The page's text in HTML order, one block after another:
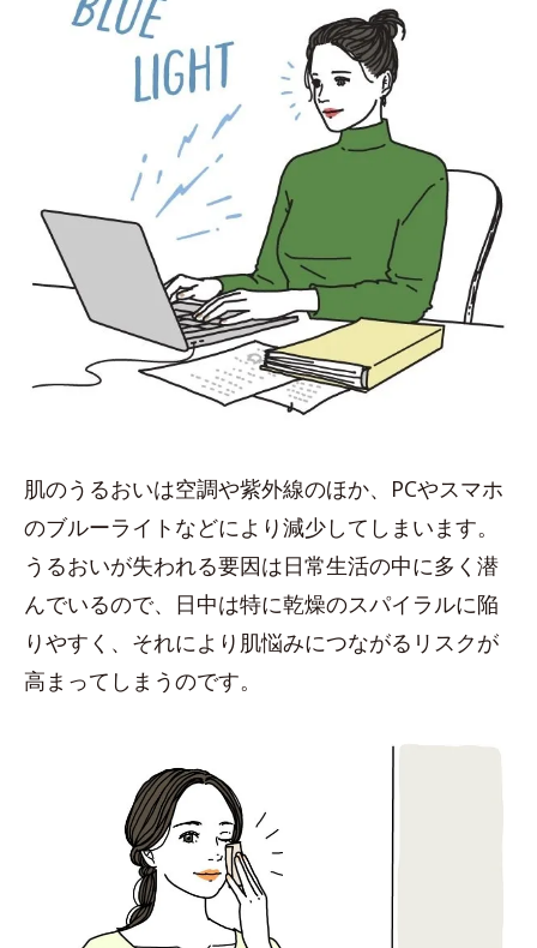
肌のうるおいは空調や紫外線のほか、PCやスマホ
のブルーライトなどにより減少してしまいます。
うるおいが失われる要因は日常生活の中に多く潜
んでいるので、日中は特に乾燥のスパイラルに陥
りやすく、それにより肌悩みにつながるリスクが
高まってしまうのです。